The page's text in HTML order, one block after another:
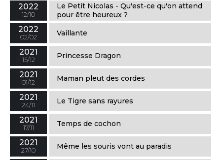
2022
12/10
Le Petit Nicolas - Qu'est-ce qu'on attend
pour être heureux ?
2022
02/02 Vaillante
2021
15/12 Princesse Dragon
2021
01/12 Maman pleut des cordes
2021
24/11 Le Tigre sans rayures
2021
17/11 Temps de cochon
2021
27/10 Même les souris vont au paradis